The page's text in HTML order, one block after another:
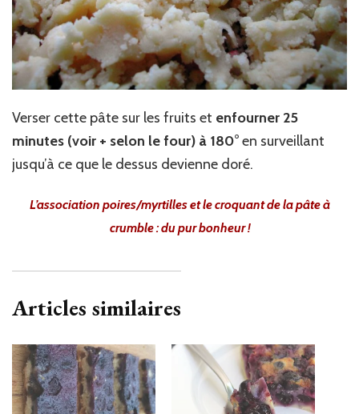
Verser cette pâte sur les fruits et enfourner 25
minutes (voir + selon le four) à 180°en surveillant
jusqu’à ce que le dessus devienne doré.
L’association poires/myrtilles et le croquantde la pâte à
crumble : du pur bonheur !
Articles similaires